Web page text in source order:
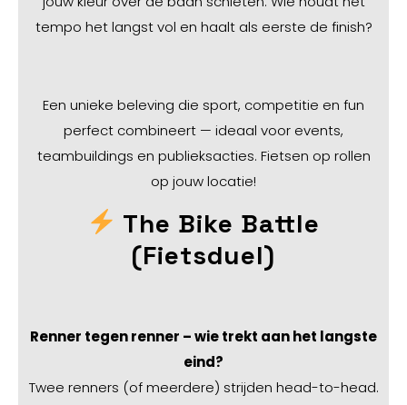
tempo het langst vol en haalt als eerste de finish?
Een unieke beleving die sport, competitie en fun
perfect combineert — ideaal voor events,
teambuildings en publieksacties. Fietsen op rollen
op jouw locatie!
The Bike Battle
(Fietsduel)
Renner tegen renner – wie trekt aan het langste
eind?
Twee renners (of meerdere) strijden head-to-head.